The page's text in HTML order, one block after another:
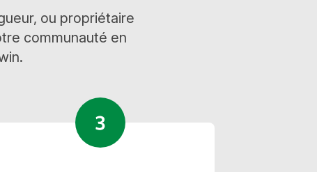
ou propriétaire
communauté en